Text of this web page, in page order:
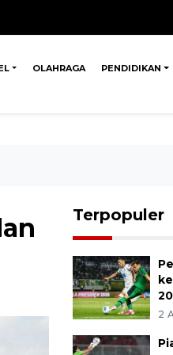
OLAHRAGA PENDIDIKAN
Terpopuler
2